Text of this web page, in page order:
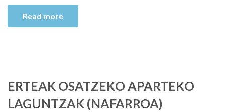
Read more
ERTEAK OSATZEKO APARTEKO
LAGUNTZAK (NAFARROA)